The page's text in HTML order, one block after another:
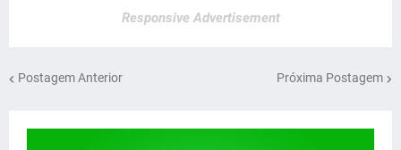
Responsive Advertisement
Postagem Anterior Próxima Postagem